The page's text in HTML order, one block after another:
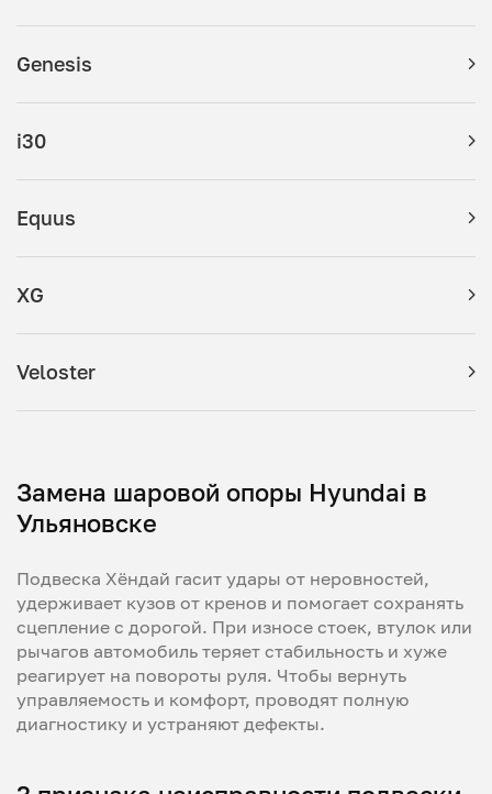
Genesis
i30
Equus
XG
Veloster
Замена шаровой опоры Hyundai в
Ульяновске
Подвеска Хёндай гасит удары от неровностей,
удерживает кузов от кренов и помогает сохранять
сцепление с дорогой. При износе стоек, втулок или
рычагов автомобиль теряет стабильность и хуже
реагирует на повороты руля. Чтобы вернуть
управляемость и комфорт, проводят полную
диагностику и устраняют дефекты.